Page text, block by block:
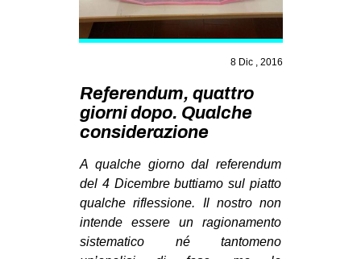
MILANO
MOBILITAZIONI
SPORT POPOLARE
MOVIMENTI
ANTIFASCISMO
DIRITTO ALL’ABITARE
GENERI
8 Dic , 2016
Referendum, quattro
giorni dopo. Qualche
considerazione
A qualche giorno dal referendum
del 4 Dicembre buttiamo sul piatto
qualche riflessione. Il nostro non
intende essere un ragionamento
sistematico né tantomeno